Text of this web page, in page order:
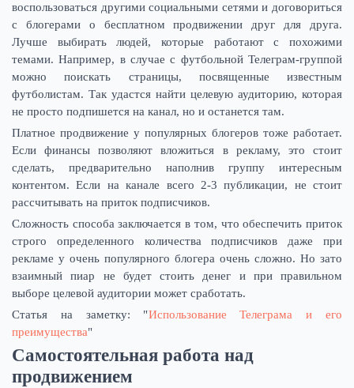
воспользоваться другими социальными сетями и договориться
с блогерами о бесплатном продвижении друг для друга.
Лучше выбирать людей, которые работают с похожими
темами. Например, в случае с футбольной Телеграм-группой
можно поискать страницы, посвященные известным
футболистам. Так удастся найти целевую аудиторию, которая
не просто подпишется на канал, но и останется там.
Платное продвижение у популярных блогеров тоже работает.
Если финансы позволяют вложиться в рекламу, это стоит
сделать, предварительно наполнив группу интересным
контентом. Если на канале всего 2-3 публикации, не стоит
рассчитывать на приток подписчиков.
Сложность способа заключается в том, что обеспечить приток
строго определенного количества подписчиков даже при
рекламе у очень популярного блогера очень сложно. Но зато
взаимный пиар не будет стоить денег и при правильном
выборе целевой аудитории может сработать.
Статья на заметку: "Использование Телеграма и его
преимущества"
Самостоятельная работа над
продвижением